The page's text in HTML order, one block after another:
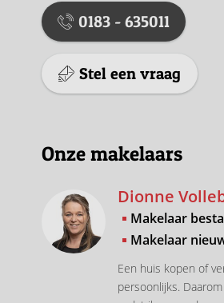
0183 - 635011
Stel een vraag
Onze makelaars
Dionne
Makelaar
Makelaar
Een huis kopen of
persoonlijks.